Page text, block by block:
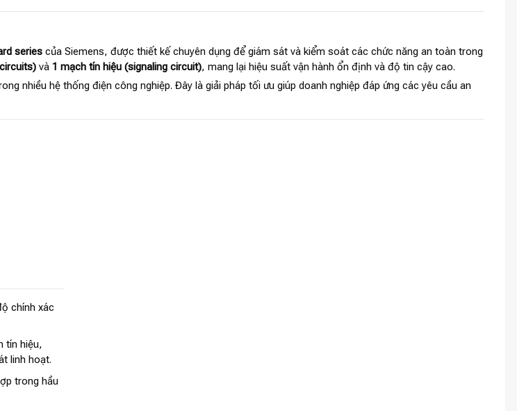
series của Siemens, được thiết kế chuyên dụng để giám sát và kiểm soát các chức năng an toàn trong
và 1 mạch tín hiệu (signaling circuit), mang lại hiệu suất vận hành ổn định và độ tin cậy cao.
nhiều hệ thống điện công nghiệp. Đây là giải pháp tối ưu giúp doanh nghiệp đáp ứng các yêu cầu an
chính xác
tín hiệu,
linh hoạt.
trong hầu